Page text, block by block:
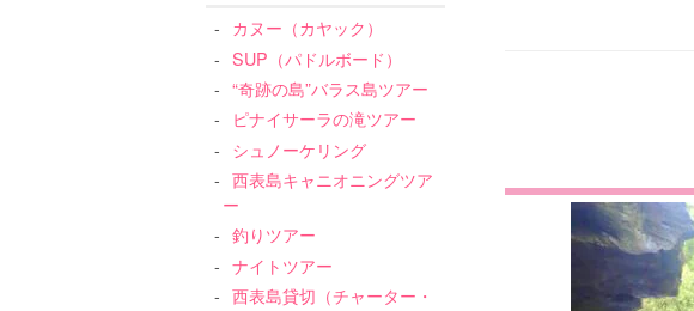
カヌー（カヤック）
SUP（パドルボード）
“奇跡の島”バラス島ツアー
ピナイサーラの滝ツアー
シュノーケリング
西表島キャニオニングツア
ー
釣りツアー
ナイトツアー
西表島貸切（チャーター・